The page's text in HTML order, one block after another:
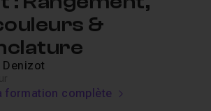
&
Denizot
formation complète